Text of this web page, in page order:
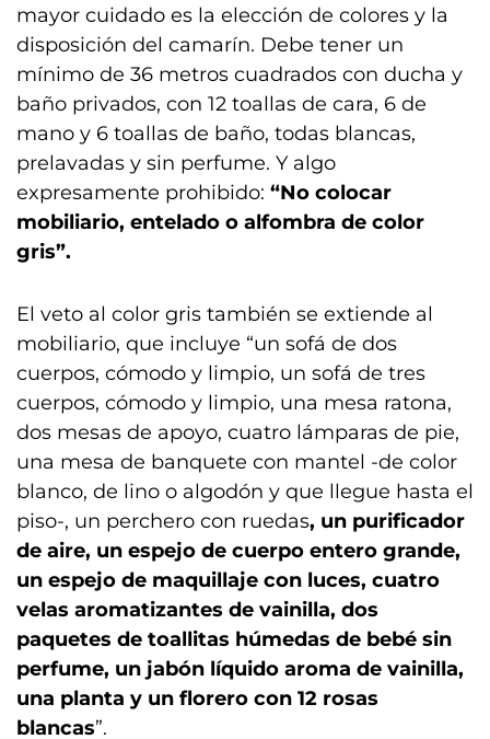
mayor cuidado es la elección de colores y la
disposición del camarín. Debe tener un
mínimo de 36 metros cuadrados con ducha y
baño privados, con 12 toallas de cara, 6 de
mano y 6 toallas de baño, todas blancas,
prelavadas y sin perfume. Y algo
expresamente prohibido: “No colocar
mobiliario, entelado o alfombra de color
gris”.
El veto al color gris también se extiende al
mobiliario, que incluye “un sofá de dos
cuerpos, cómodo y limpio, un sofá de tres
cuerpos, cómodo y limpio, una mesa ratona,
dos mesas de apoyo, cuatro lámparas de pie,
una mesa de banquete con mantel -de color
blanco, de lino o algodón y que llegue hasta el
piso-, un perchero con ruedas, un purificador
de aire, un espejo de cuerpo entero grande,
un espejo de maquillaje con luces, cuatro
velas aromatizantes de vainilla, dos
paquetes de toallitas húmedas de bebé sin
perfume, un jabón líquido aroma de vainilla,
una planta y un florero con 12 rosas
blancas”.